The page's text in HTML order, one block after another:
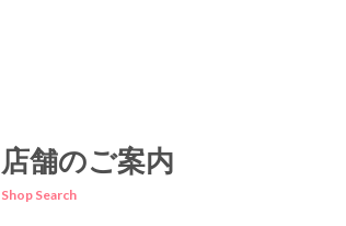
店舗のご案内
Shop Search